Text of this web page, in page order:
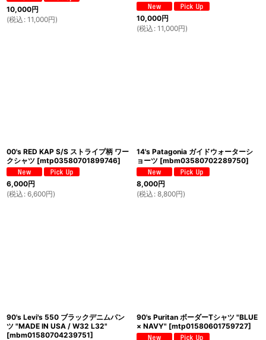
10,000円
(税込 : 11,000円) 10,000円
(税込 : 11,000円)
00's RED KAP S/S ストライプ柄 ワー
クシャツ [mtp03580701899746]
6,000円
(税込 : 6,600円)
14's Patagonia ガイドウォーターシ
ョーツ [mbm03580702289750]
8,000円
(税込 : 8,800円)
90's Levi's 550 ブラックデニムパン
ツ "MADE IN USA / W32 L32"
[mbm01580704239751]
90's Puritan ボーダーTシャツ "BLUE
× NAVY" [mtp01580601759727]